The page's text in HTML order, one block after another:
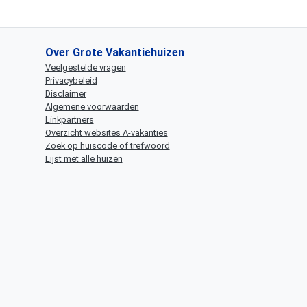
Over Grote Vakantiehuizen
Veelgestelde vragen
Privacybeleid
Disclaimer
Algemene voorwaarden
Linkpartners
Overzicht websites A-vakanties
Zoek op huiscode of trefwoord
Lijst met alle huizen